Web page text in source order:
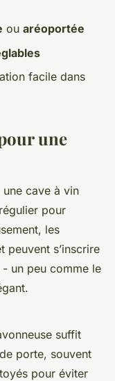
ou aréoportée
facile dans
une
cave à vin
pour
les
peuvent s’inscrire
- un peu comme le
suffit
porte, souvent
pour éviter